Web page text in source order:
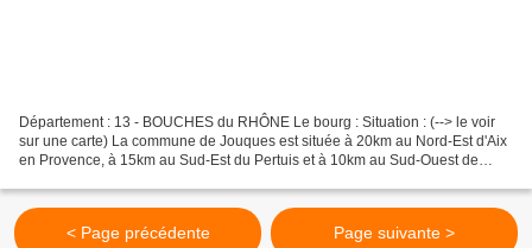
Département : 13 - BOUCHES du RHÔNE Le bourg : Situation : (--> le voir
sur une carte) La commune de Jouques est située à 20km au Nord-Est d'Aix
en Provence, à 15km au Sud-Est du Pertuis et à 10km au Sud-Ouest de
< Page précédente Page suivante >